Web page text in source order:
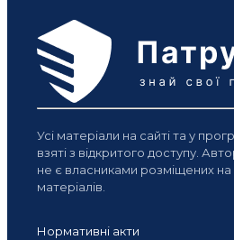
Усі матеріали на сайті та у
взяті з відкритого доступу.
не є власниками розміщених
матеріалів.
Нормативні акти